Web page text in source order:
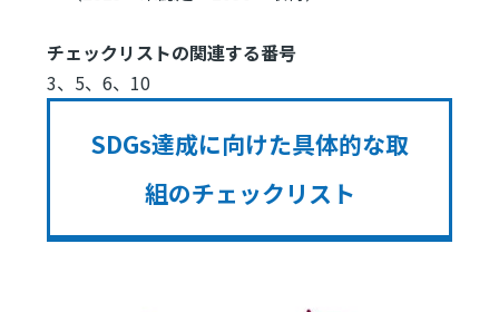
チェックリストの関連する番号
3、5、6、10
SDGs達成に向けた具体的な取
組のチェックリスト